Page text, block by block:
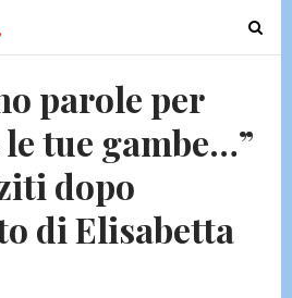
T
o
l
parole per
tue gambe…”
dopo
di Elisabetta